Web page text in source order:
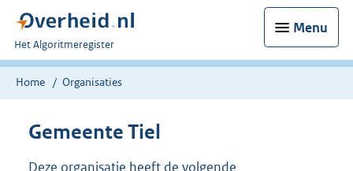
Menu
U
bent
nu
Het Algoritmeregister
Home Organisaties
Gemeente Tiel
Deze organisatie heeft de volgende